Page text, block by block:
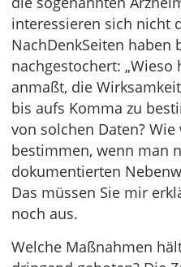
interessieren sich nicht
NachDenkSeiten haben
nachgestochert: „Wieso
anmaßt, die
bis aufs Komma zu
von solchen Daten?
bestimmen, wenn man
dokumentierten
Das müssen Sie mir
noch aus.
Welche Maßnahmen